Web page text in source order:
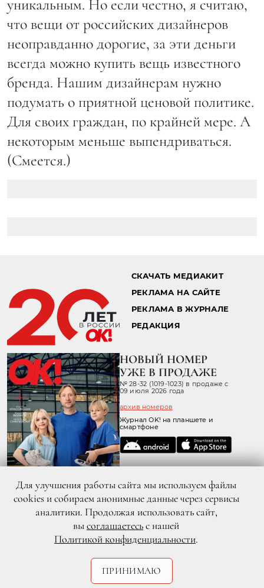
уникальным. Но если честно, я считаю,
что вещи от российских дизайнеров
неоправданно дорогие, за эти деньги
всегда можно купить вещь известного
бренда. Нашим дизайнерам нужно
подумать о приятной ценовой политике.
Для своих граждан, по крайней мере. А
некоторым меньше выпендриваться.
(Смеется.)
СКАЧАТЬ МЕДИАКИТ
РЕКЛАМА НА САЙТЕ
РЕКЛАМА В ЖУРНАЛЕ
РЕДАКЦИЯ
НОВЫЙ НОМЕР
УЖЕ В ПРОДАЖЕ
№ 28-32 (1019-1023) в продаже с
09 июля 2026 года
архив номеров
Журнал OK! на планшете и
смартфоне
© 2026 ООО «ХИТ ТВ» Все права защищены. 16+
Согласие пользователя сайта на обработку персональных данных
Для улучшения работы сайта мы используем файлы
cookies и собираем анонимные данные через сервисы
аналитики. Продолжая использовать сайт,
высоглашаетесьс нашей
Политикой конфиденциальности.
ПРИНИМАЮ